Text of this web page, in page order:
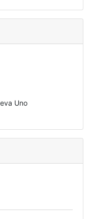
Uno